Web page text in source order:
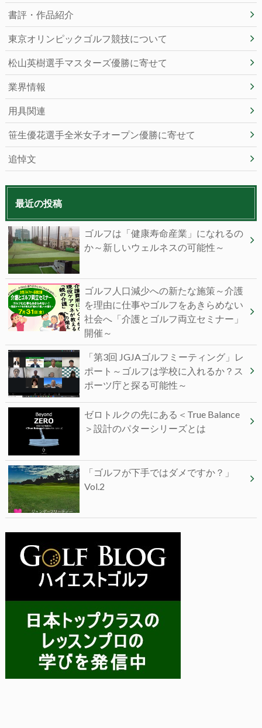
書評・作品紹介
東京オリンピックゴルフ競技について
松山英樹選手マスターズ優勝に寄せて
業界情報
用具関連
笹生優花選手全米女子オープン優勝に寄せて
追悼文
最近の投稿
ゴルフは「健康寿命産業」になれるの
か～新しいウェルネスの可能性～
ゴルフ人口減少への新たな施策～介護
を理由に仕事やゴルフをあきらめない
社会へ「介護とゴルフ両立セミナー」
開催～
「第3回 JGJAゴルフミーティング」レ
ポート～ゴルフは学校に入れるか？ス
ポーツ庁と探る可能性～
ゼロトルクの先にある＜True Balance
＞設計のパターシリーズとは
「ゴルフが下手ではダメですか？」
Vol.2